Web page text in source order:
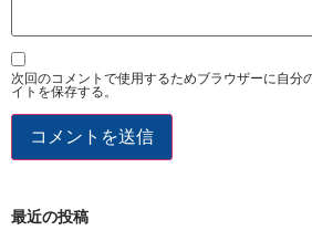
次回のコメントで使用するためブラウザーに自分
イトを保存する。
最近の投稿